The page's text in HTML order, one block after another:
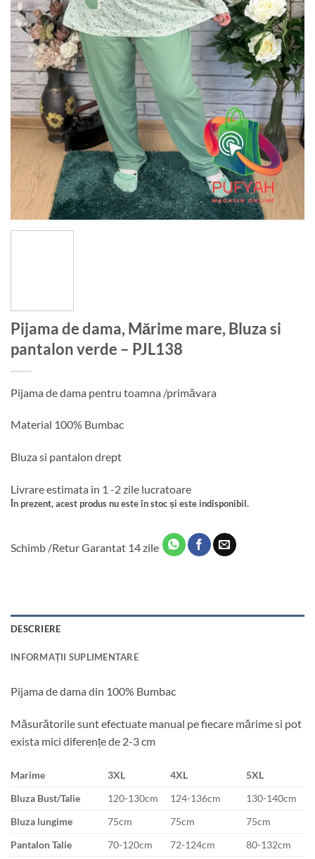
Pijama de dama, Mărime mare, Bluza si
pantalon verde – PJL138
Pijama de dama pentru toamna /primăvara
Material 100% Bumbac
Bluza si pantalon drept
Livrare estimata in 1 -2 zile lucratoare
În prezent, acest produs nu este în stoc și este indisponibil.
Schimb /Retur Garantat 14 zile
DESCRIERE
INFORMAȚII SUPLIMENTARE
Pijama de dama din 100% Bumbac
Măsurătorile sunt efectuate manual pe fiecare mărime si pot
exista mici diferențe de 2-3 cm
Marime 3XL 4XL
5XL
Bluza Bust/Talie
120-130cm 124-136cm
130-140cm
Bluza lungime
75cm 75cm
75cm
Pantalon Talie
70-120cm 72-124cm
80-132cm